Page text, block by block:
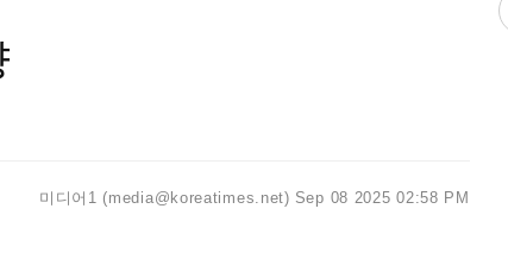
미디어1 (media@koreatimes.net) Sep 08 2025 02:58 PM